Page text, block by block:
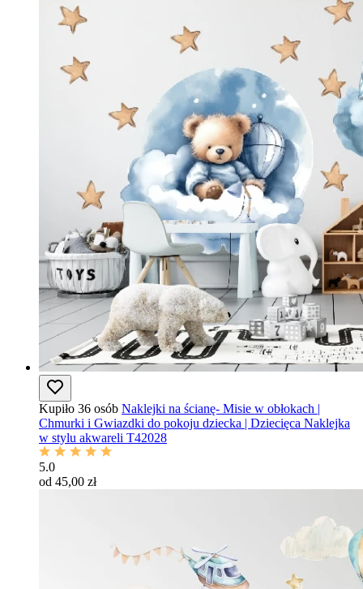
Kupiło 36 osób Naklejki na ścianę- Misie w obłokach |
Chmurki i Gwiazdki do pokoju dziecka | Dziecięca Naklejka
w stylu akwareli T42028
5.0
od 45,00 zł